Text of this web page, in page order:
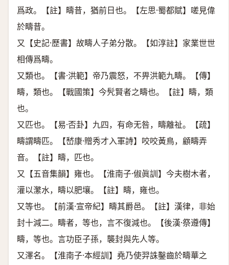
爲政。【註】疇昔，猶前日也。【左思·蜀都賦】嗟見偉
於疇昔。
又【史記·歷書】故疇人子弟分散。【如淳註】家業世世
相傳爲疇。
又類也。【書·洪範】帝乃震怒，不畀洪範九疇。【傳】
疇，類也。【戰國策】今髠賢者之疇也。【註】疇，類
也。
又匹也。【易·否卦】九四，有命无咎，疇離祉。【疏】
疇謂疇匹。【嵆康·贈秀才入軍詩】咬咬黃鳥，顧疇弄
音。【註】疇，匹也。
又【五音集韻】雍也。【淮南子·俶眞訓】今夫樹木者，
灌以瀿水，疇以肥壤。【註】疇，雍也。
又等也。【前漢·宣帝紀】疇其爵邑。【註】漢律，非始
封十減二。疇者，等也，言不復減也。【後漢·祭遵傳】
疇，等也。言功臣子孫，襲封與先人等。
又澤名。【淮南子·本經訓】堯乃使羿誅鑿齒於疇華之